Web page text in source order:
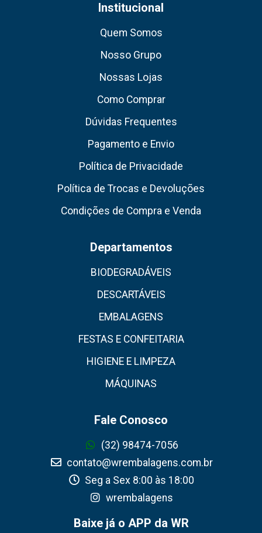
Institucional
Quem Somos
Nosso Grupo
Nossas Lojas
Como Comprar
Dúvidas Frequentes
Pagamento e Envio
Política de Privacidade
Política de Trocas e Devoluções
Condições de Compra e Venda
Departamentos
BIODEGRADÁVEIS
DESCARTÁVEIS
EMBALAGENS
FESTAS E CONFEITARIA
HIGIENE E LIMPEZA
MÁQUINAS
Fale Conosco
(32) 98474-7056
contato@wrembalagens.com.br
Seg a Sex 8:00 às 18:00
wrembalagens
Baixe já o APP da WR